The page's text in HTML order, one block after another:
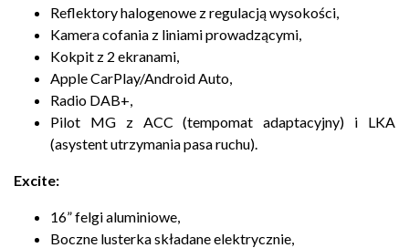
Reflektory halogenowe z regulacją wysokości,
Kamera cofania z liniami prowadzącymi,
Kokpit z 2 ekranami,
Apple CarPlay/Android Auto,
Radio DAB+,
Pilot MG z ACC (tempomat adaptacyjny) i LKA
(asystent utrzymania pasa ruchu).
Excite:
16” felgi aluminiowe,
Boczne lusterka składane elektrycznie,